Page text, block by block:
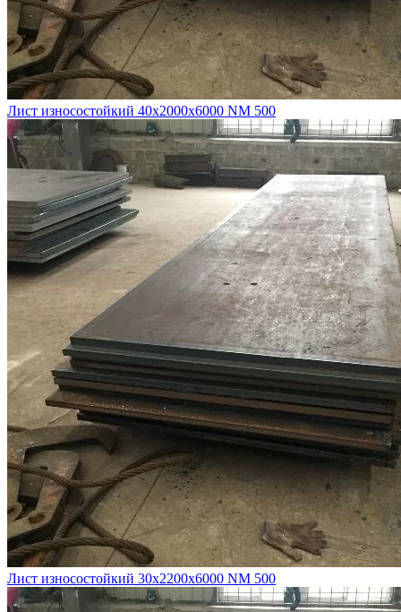
Лист износостойкий 40х2000х6000 NM 500
Лист износостойкий 30х2200х6000 NM 500